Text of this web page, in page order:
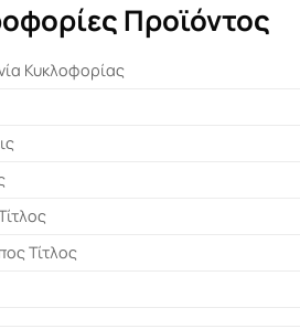
Προϊόντος
Κυκλοφορίας
Τίτλος